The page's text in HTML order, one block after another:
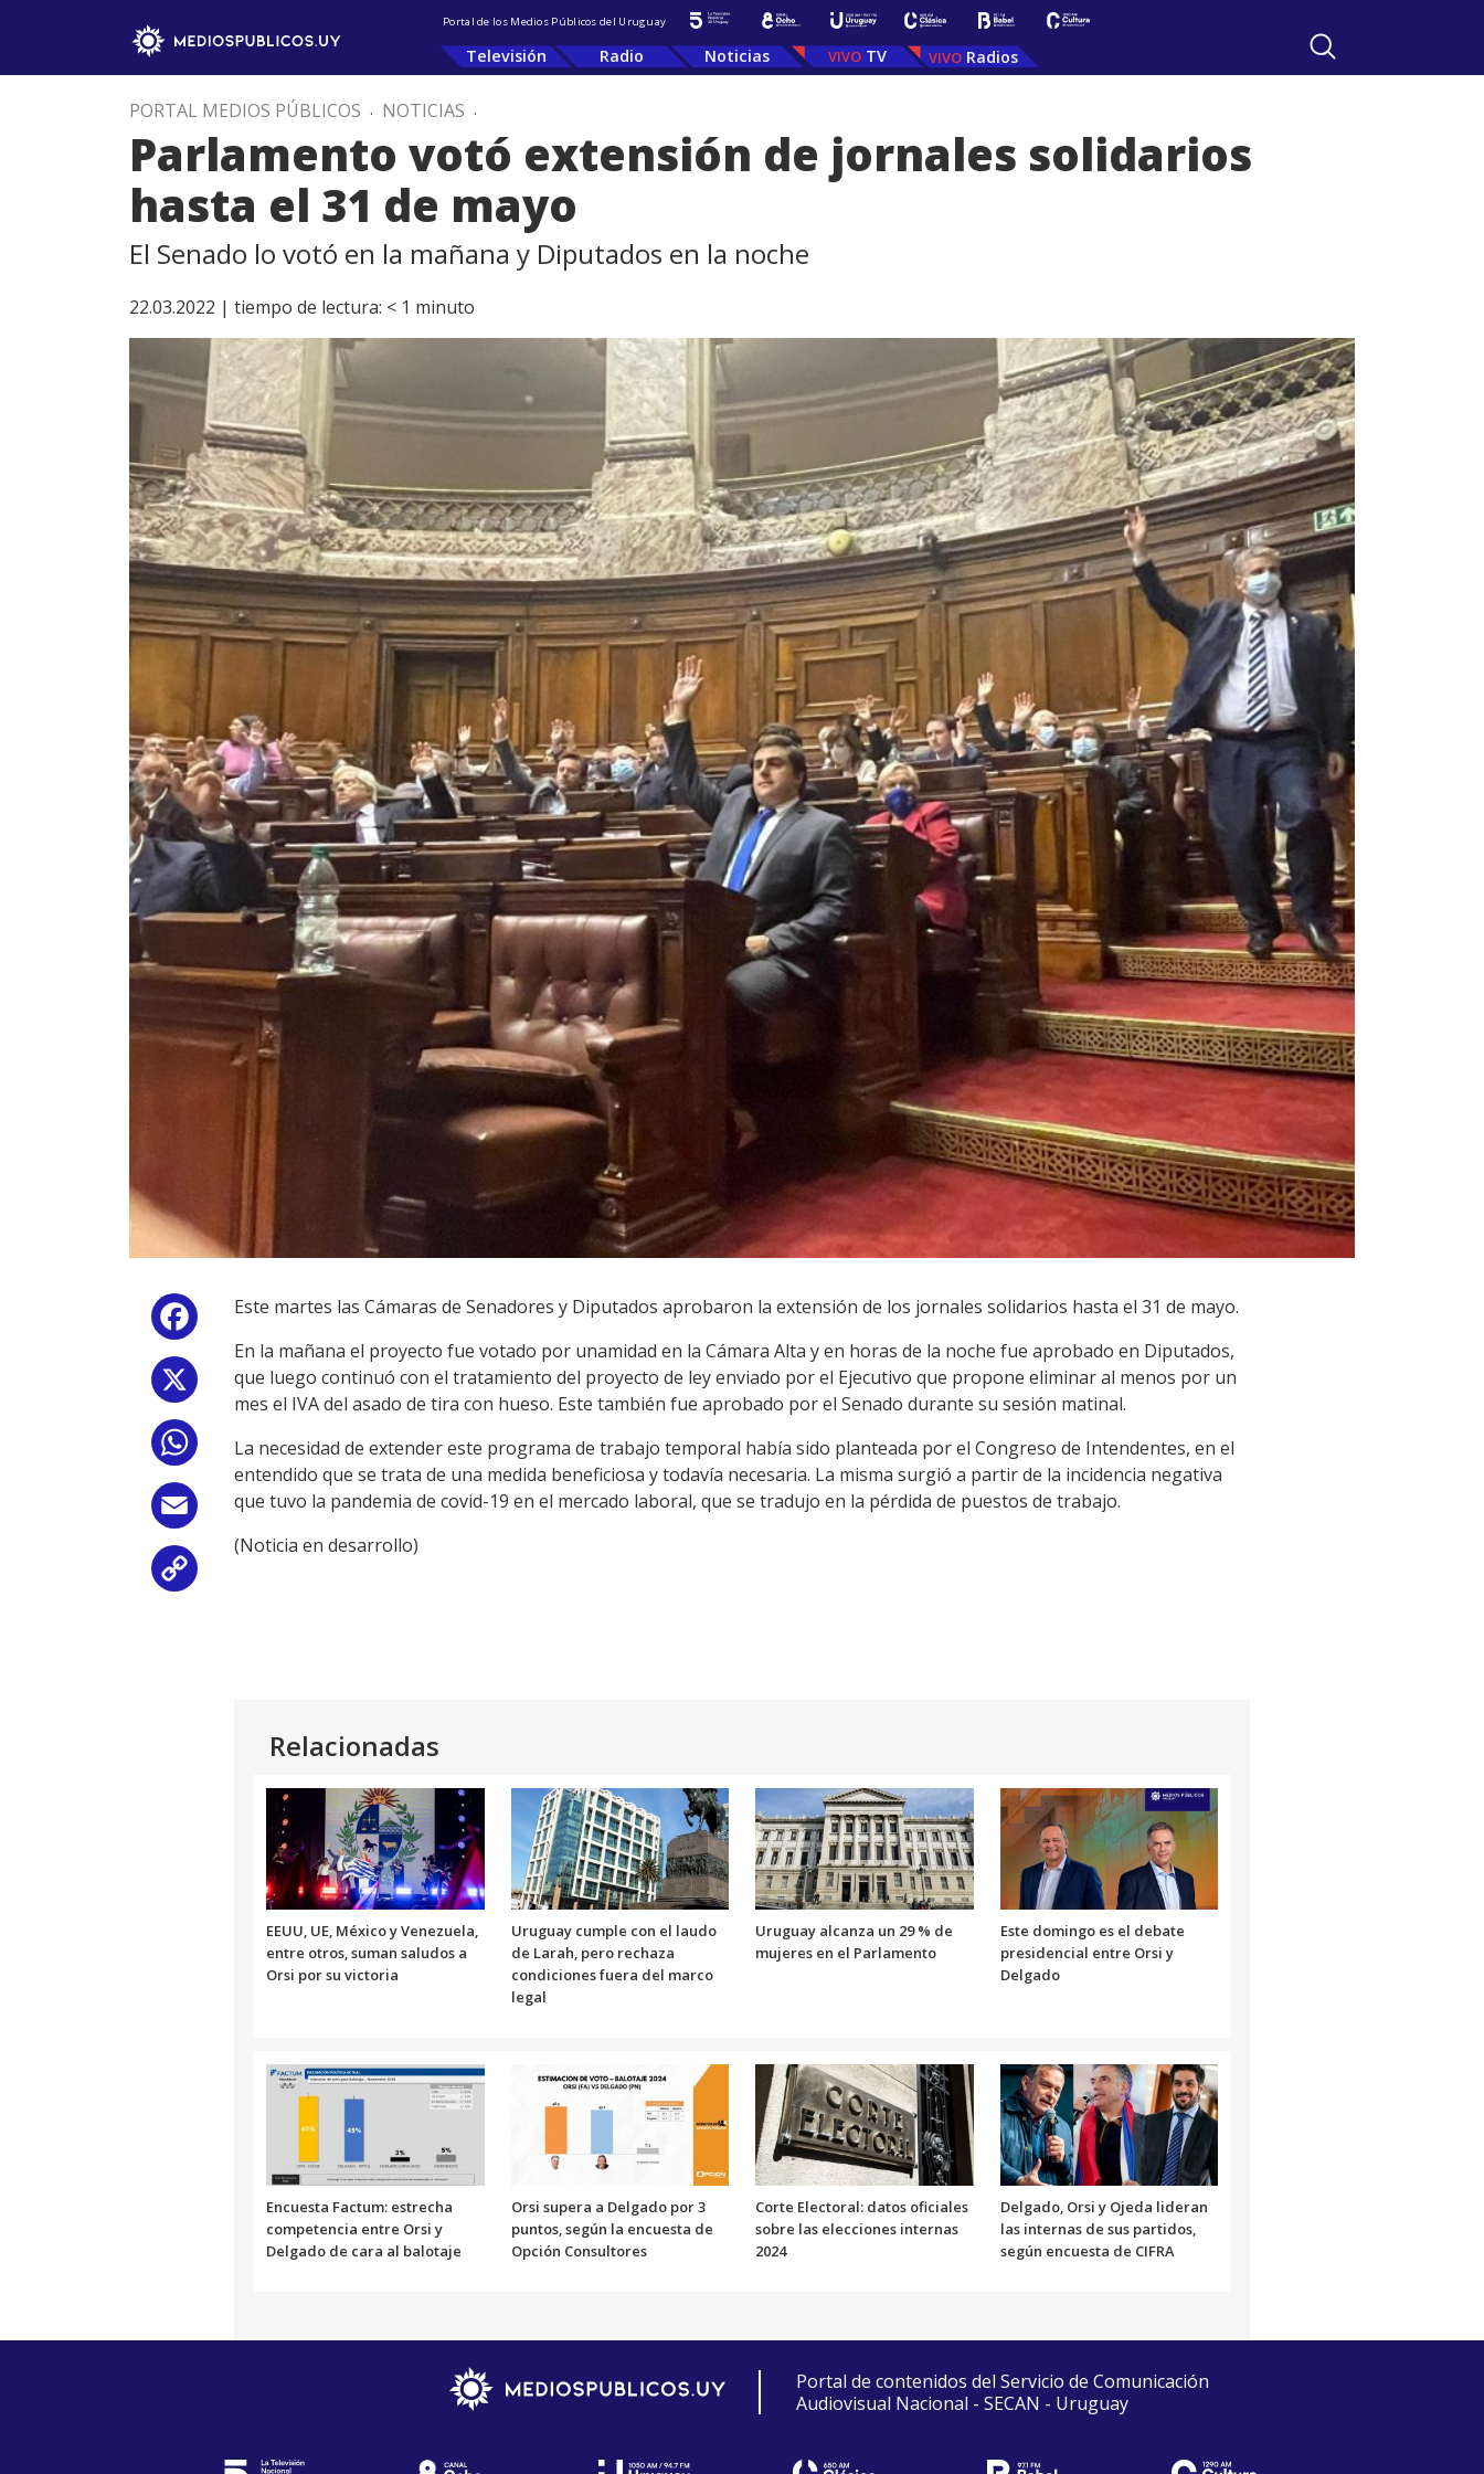
Portal de los Medios Públicos del Uruguay
Televisión Radio Noticias TV Radios
PORTAL MEDIOS PÚBLICOS . NOTICIAS .
Parlamento votó extensión de jornales solidarios
hasta el 31 de mayo
El Senado lo votó en la mañana y Diputados en la noche
22.03.2022 | tiempo de lectura: < 1 minuto
Facebook
WhatsApp
Email
Este martes las Cámaras de Senadores y Diputados aprobaron la extensión de los jornales solidarios hasta el 31 de mayo.
En la mañana el proyecto fue votado por unamidad en la Cámara Alta y en horas de la noche fue aprobado en Diputados,
que luego continuó con el tratamiento del proyecto de ley enviado por el Ejecutivo que propone eliminar al menos por un
mes el IVA del asado de tira con hueso. Este también fue aprobado por el Senado durante su sesión matinal.
La necesidad de extender este programa de trabajo temporal había sido planteada por el Congreso de Intendentes, en el
entendido que se trata de una medida beneficiosa y todavía necesaria. La misma surgió a partir de la incidencia negativa
que tuvo la pandemia de covid-19 en el mercado laboral, que se tradujo en la pérdida de puestos de trabajo.
(Noticia en desarrollo)
Relacionadas
EEUU, UE, México y Venezuela,
entre otros, suman saludos a
Orsi por su victoria
Uruguay cumple con el laudo
de Larah, pero rechaza
condiciones fuera del marco
legal
Uruguay alcanza un 29 % de
mujeres en el Parlamento
Este domingo es el debate
presidencial entre Orsi y
Delgado
Encuesta Factum: estrecha
competencia entre Orsi y
Delgado de cara al balotaje
Orsi supera a Delgado por 3
puntos, según la encuesta de
Opción Consultores
Corte Electoral: datos oficiales
sobre las elecciones internas
2024
Delgado, Orsi y Ojeda lideran
las internas de sus partidos,
según encuesta de CIFRA
Portal de contenidos del Servicio de Comunicación
Audiovisual Nacional - SECAN - Uruguay